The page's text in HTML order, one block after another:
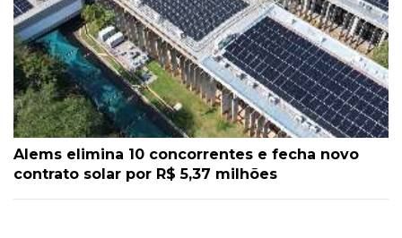
Alems elimina 10 concorrentes e fecha novo
contrato solar por R$ 5,37 milhões